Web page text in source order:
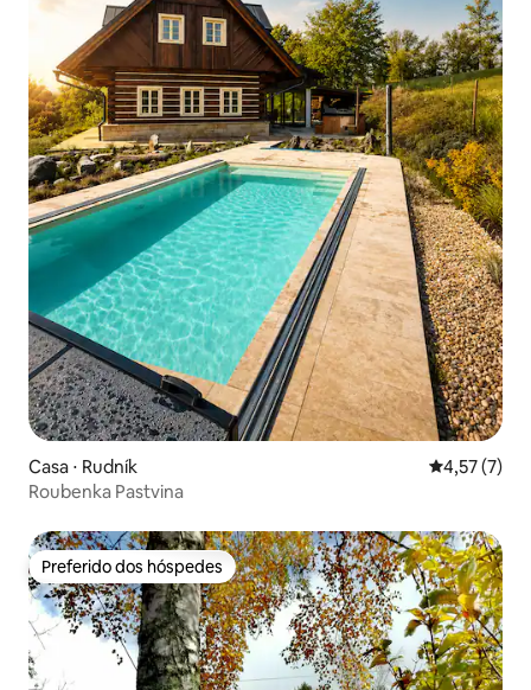
Casa ⋅ Rudník 4,57 de
4,57 (7)
Roubenka Pastvina
Preferido dos hóspedes
Preferido dos hóspedes